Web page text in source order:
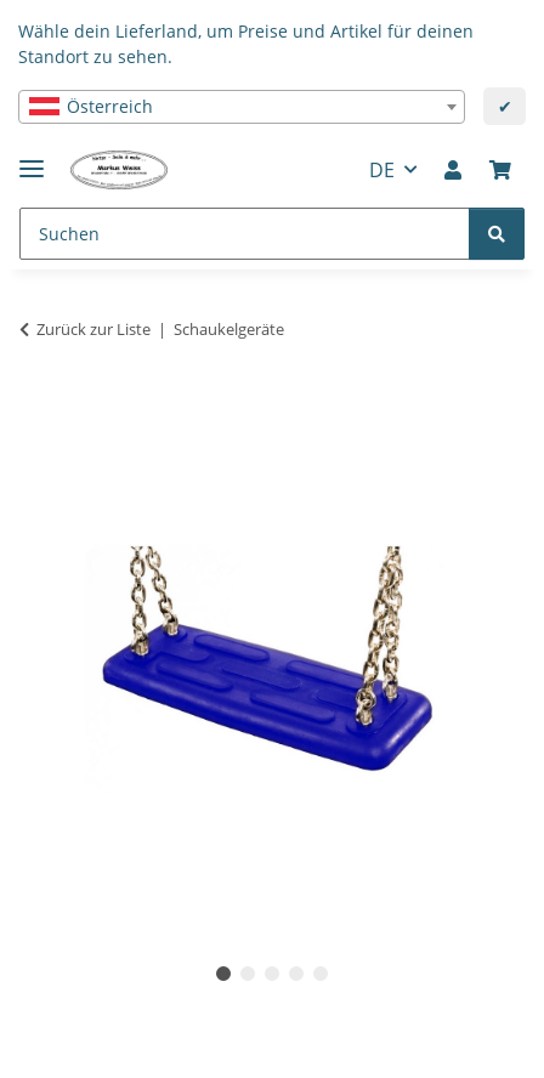
Wähle dein Lieferland, um Preise und Artikel für deinen
Standort zu sehen.
Österreich ✔
DE
Zurück zur Liste Schaukelgeräte